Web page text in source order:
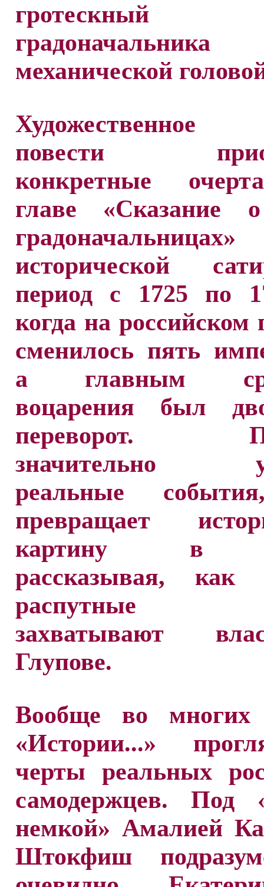
гротескный
механической
повести
конкретные
главе «Сказание
исторической
период с 1725 по
когда на российском
сменилось пять
а главным
воцарения был
переворот.
значительно
реальные
превращает
картину в
рассказывая, как
распутные
захватывают
Глупове.
Вообще во многих
«Истории...»
черты реальных
самодержцев. Под
немкой» Амалией
Штокфиш